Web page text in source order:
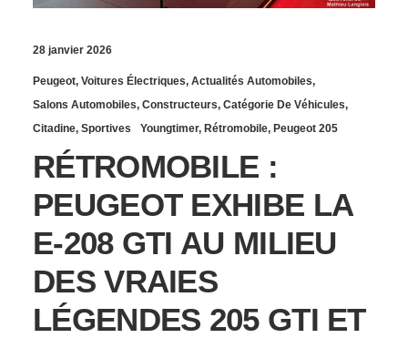
28 janvier 2026
Peugeot, Voitures Électriques, Actualités Automobiles,
Salons Automobiles, Constructeurs, Catégorie De Véhicules,
Citadine, Sportives Youngtimer, Rétromobile, Peugeot 205
RÉTROMOBILE :
PEUGEOT EXHIBE LA
E‑208 GTI AU MILIEU
DES VRAIES
LÉGENDES 205 GTI ET